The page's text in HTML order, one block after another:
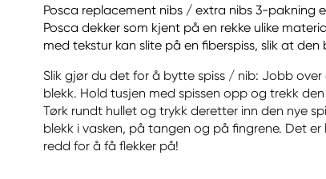
Posca replacement nibs / extra nibs 3-pakning
Posca dekker som kjent på en rekke ulike
med tekstur kan slite på en fiberspiss, slik at
Slik gjør du det for å bytte spiss / nib: Jobb
blekk. Hold tusjen med spissen opp og trekk
Tørk rundt hullet og trykk deretter inn den nye
blekk i vasken, på tangen og på fingrene. Det
redd for å få flekker på!